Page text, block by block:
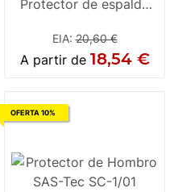
Protector de espalda
EIA:20,60 €
A partir de 18,54 €
OFERTA 10%